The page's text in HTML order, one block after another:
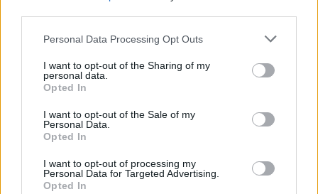
Please note that this website/app uses one or more Google
not limited to your visit or usage behaviour. You may click to
grant or deny consent to Google and its third-party tags to
use your data for below specified purposes in below Google
consent section.
Personal Data Processing Opt Outs
I want to opt-out of the Sharing of my
personal data.
Opted In
I want to opt-out of the Sale of my
Personal Data.
Opted In
I want to opt-out of processing my
Personal Data for Targeted Advertising.
Opted In
Bajáki Zsanett
Jelentkezz be a KecsUP-ra!